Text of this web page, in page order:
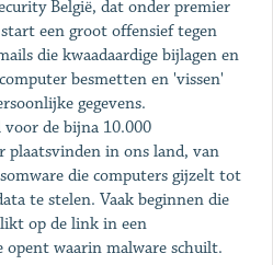
België, dat onder premier
een groot offensief tegen
die kwaadaardige bijlagen en
besmetten en 'vissen'
gegevens.
de bijna 10.000
plaatsvinden in ons land, van
die computers gijzelt tot
te stelen. Vaak beginnen die
op de link in een
opent waarin malware schuilt.